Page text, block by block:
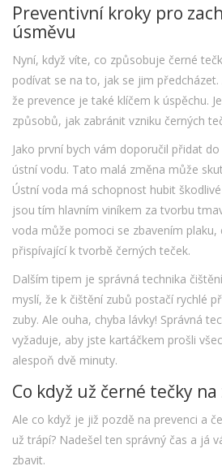
Preventivní kroky pro
úsměvu
Nyní, když víte, co způsobuje černé
podívat se na to, jak se jim
že prevence je také klíčem k úspěchu.
způsobů, jak zabránit vzniku černých
Jako první bych vám doporučil přidat
ústní vodu. Tato malá změna může
Ústní voda má schopnost hubit
jsou tím hlavním viníkem za tvorbu
voda může pomoci se zbavením
přispívající k tvorbě černých teček.
Dalším tipem je správná technika
myslí, že k čištění zubů postačí rychlé
zuby. Ale ouha, chyba lávky! Správná
vyžaduje, aby jste kartáčkem prošli
alespoň dvě minuty.
Co když už černé tečky
Ale co když je již pozdě na prevenci a
už trápí? Nadešel ten správný čas a já
zbavit.